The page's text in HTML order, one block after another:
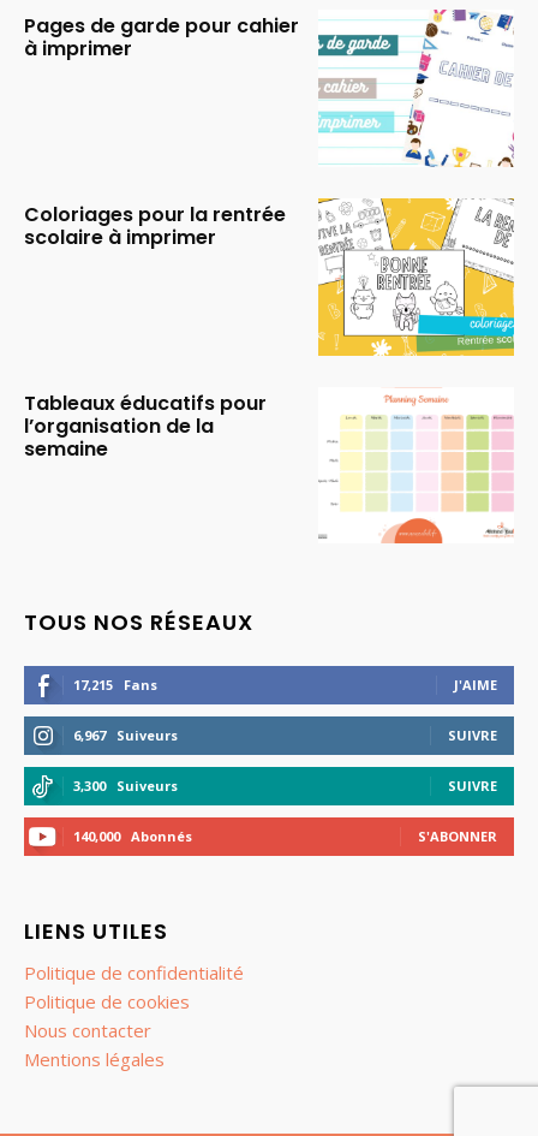
Pages de garde pour cahier
à imprimer
Coloriages pour la rentrée
scolaire à imprimer
Tableaux éducatifs pour
l’organisation de la
semaine
TOUS NOS RÉSEAUX
17,215 Fans J'AIME
6,967 Suiveurs SUIVRE
3,300 Suiveurs SUIVRE
140,000 Abonnés S'ABONNER
LIENS UTILES
Politique de confidentialité
Politique de cookies
Nous contacter
Mentions légales